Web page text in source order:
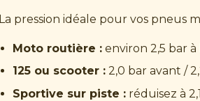
La pression idéale pour vos pneus
Moto routière : environ 2,5 bar à
125 ou scooter : 2,0 bar avant /
Sportive sur piste : réduisez à